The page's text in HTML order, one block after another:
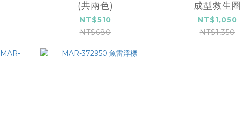
(共兩色)
NT$510
NT$680
成型救生圈
NT$1,050
NT$1,350